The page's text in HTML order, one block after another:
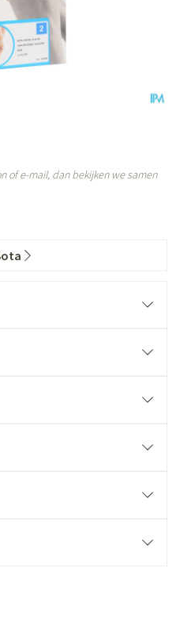
of e-mail, dan bekijken we samen